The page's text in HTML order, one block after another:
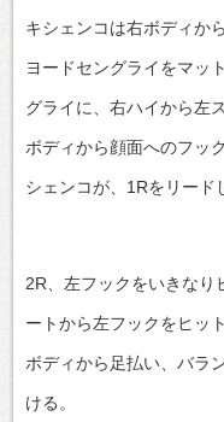
キシェンコは右ボディか
ヨードセングライをマッ
グライに、右ハイから左
ボディから顔面へのフッ
シェンコが、1Rをリード
2R、左フックをいきなり
ートから左フックをヒッ
ボディから足払い、バラ
ける。